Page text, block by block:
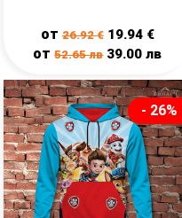
от26.92€ 19.94 €
от52.65лв 39.00лв
- 26%